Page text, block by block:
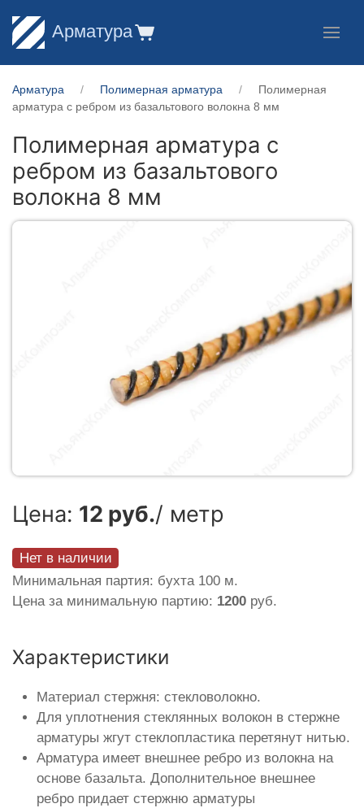
Арматура
Арматура Полимерная арматура
Полимерная
арматура c ребром из базальтового волокна 8 мм
Полимерная арматура c
ребром из базальтового
волокна 8 мм
Цена: 12 руб./ метр
Нет в наличии
Минимальная партия: бухта 100 м.
Цена за минимальную партию: 1200 руб.
Характеристики
Материал стержня: стекловолокно.
Для уплотнения стеклянных волокон в стержне
арматуры жгут стеклопластика перетянут нитью.
Арматура имеет внешнее ребро из волокна на
основе базальта. Дополнительное внешнее
ребро придает стержню арматуры